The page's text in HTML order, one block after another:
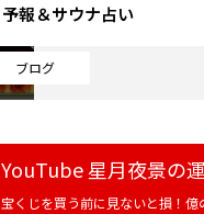
ブログ
予報＆サウナ占い
YouTube 星月夜景の
宝くじを買う前に見ないと損！億